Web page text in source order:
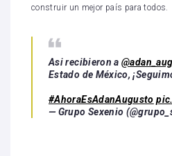
construir un mejor país para todos.
Asi recibieron a
Estado de México,
#AhoraEsAdanAugusto
— Grupo Sexenio